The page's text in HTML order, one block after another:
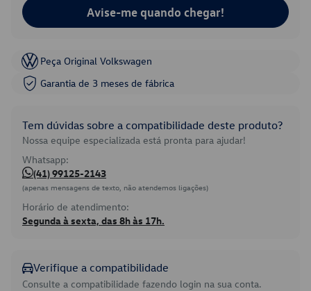
Avise-me quando chegar!
Peça Original Volkswagen
Garantia de 3 meses de fábrica
Tem dúvidas sobre a compatibilidade deste produto?
Nossa equipe especializada está pronta para ajudar!
Whatsapp:
(41) 99125-2143
(apenas mensagens de texto, não atendemos ligações)
Horário de atendimento:
Segunda à sexta, das 8h às 17h.
Verifique a compatibilidade
Consulte a compatibilidade fazendo login na sua conta.